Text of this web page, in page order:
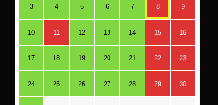
3 4 5 6 7 8 9
10 11 12 13 14 15 16
17 18 19 20 21 22 23
24 25 26 27 28 29 30